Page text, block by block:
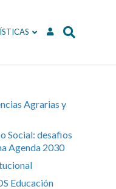
Agrarias y
Social: desafios
Agenda 2030
Educación